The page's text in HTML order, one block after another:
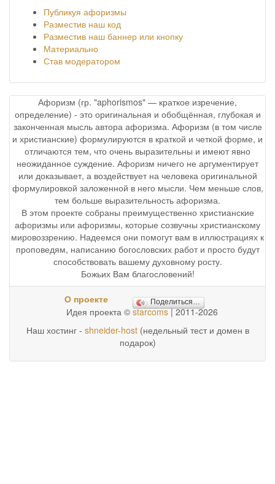
Публикуя афоризмы
Разместив наш код
Разместив наш баннер или кнопку
Материально
Став модератором
Афоризм (гр. "aphorismos" — краткое изречение,
определение) - это оригинальная и обобщённая, глубокая и
законченная мысль автора афоризма. Афоризм (в том числе
и христианские) формулируются в краткой и четкой форме, и
отличаются тем, что очень выразительны и имеют явно
неожиданное суждение. Афоризм ничего не аргументирует
или доказывает, а воздействует на человека оригинальной
формулировкой заложенной в него мысли. Чем меньше слов,
тем больше выразительность афоризма.
В этом проекте собраны преимущественно христианские
афоризмы или афоризмы, которые созвучны христианскому
мировоззрению. Надеемся они помогут вам в иллюстрациях к
проповедям, написанию богословских работ и просто будут
способствовать вашему духовному росту.
Божьих Вам благословений!
О проекте Поделиться…
Идея проекта © starcoms| 2011-2026
Наш хостинг - shneider-host(недельный тест и домен в
подарок)